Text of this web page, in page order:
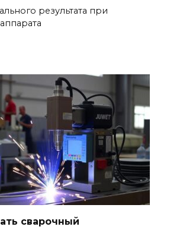
результата при
сварочный